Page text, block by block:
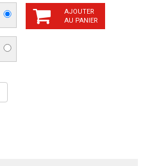
AJOUTER
AU PANIER